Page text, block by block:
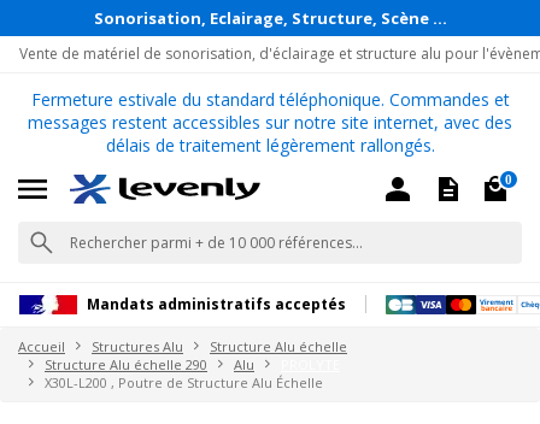
Sonorisation, Eclairage, Structure, Scène ...
Vente de matériel de sonorisation, d'éclairage et structure alu pour
Fermeture estivale du standard téléphonique. Commandes et
messages restent accessibles sur notre site internet, avec des
délais de traitement légèrement rallongés.
0
Mandats administratifs acceptés
Accueil Structures Alu
Structure Alu échelle
Structure Alu échelle 290
Alu
X30L-L200 , Poutre de Structure Alu Échelle